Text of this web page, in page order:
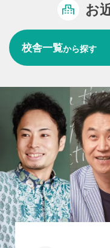
お
校舎一覧から探す